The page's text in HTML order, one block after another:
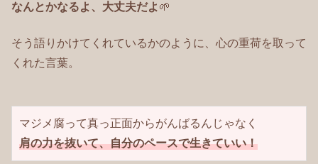
なんとかなるよ、大丈夫だよ🌱
そう語りかけてくれているかのように、心の重荷を取って
くれた言葉。
肩の力を抜いて、自分のペースで生きていい！